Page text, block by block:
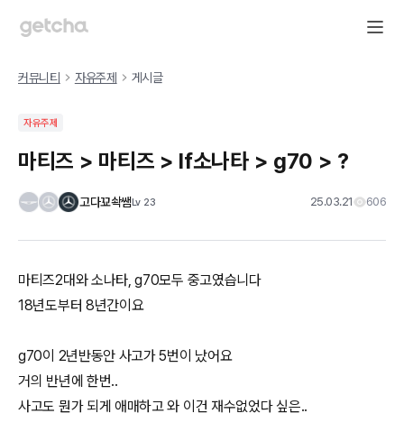
커뮤니티 자유주제 게시글
자유주제
마티즈 > 마티즈 > lf소나타 > g70 > ?
고다꾜솩쌤Lv 23 25.03.21 606
마티즈2대와 소나타, g70모두 중고였습니다
18년도부터 8년간이요
g70이 2년반동안 사고가 5번이 났어요
거의 반년에 한번..
사고도 뭔가 되게 애매하고 와 이건 재수없었다 싶은..